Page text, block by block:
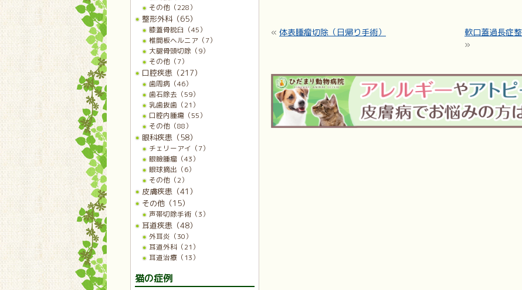
« 体表腫瘤切除（日帰り手術）
軟口蓋過長症
»
その他（228）
整形外科（65）
膝蓋骨脱臼（45）
椎間板ヘルニア（7）
大腿骨頭切除（9）
その他（7）
口腔疾患（217）
歯周病（46）
歯石除去（59）
乳歯抜歯（21）
口腔内腫瘍（55）
その他（88）
眼科疾患（58）
チェリーアイ（7）
眼瞼腫瘤（43）
眼球摘出（6）
その他（2）
皮膚疾患（41）
その他（15）
声帯切除手術（3）
耳道疾患（48）
外耳炎（30）
耳道外科（21）
耳道治療（13）
猫の症例